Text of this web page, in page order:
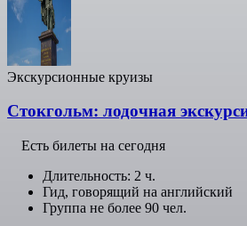
Экскурсионные круизы
Стокгольм: лодочная
Есть билеты на сегодня
Длительность: 2 ч.
Гид, говорящий на английский
Группа не более 90 чел.